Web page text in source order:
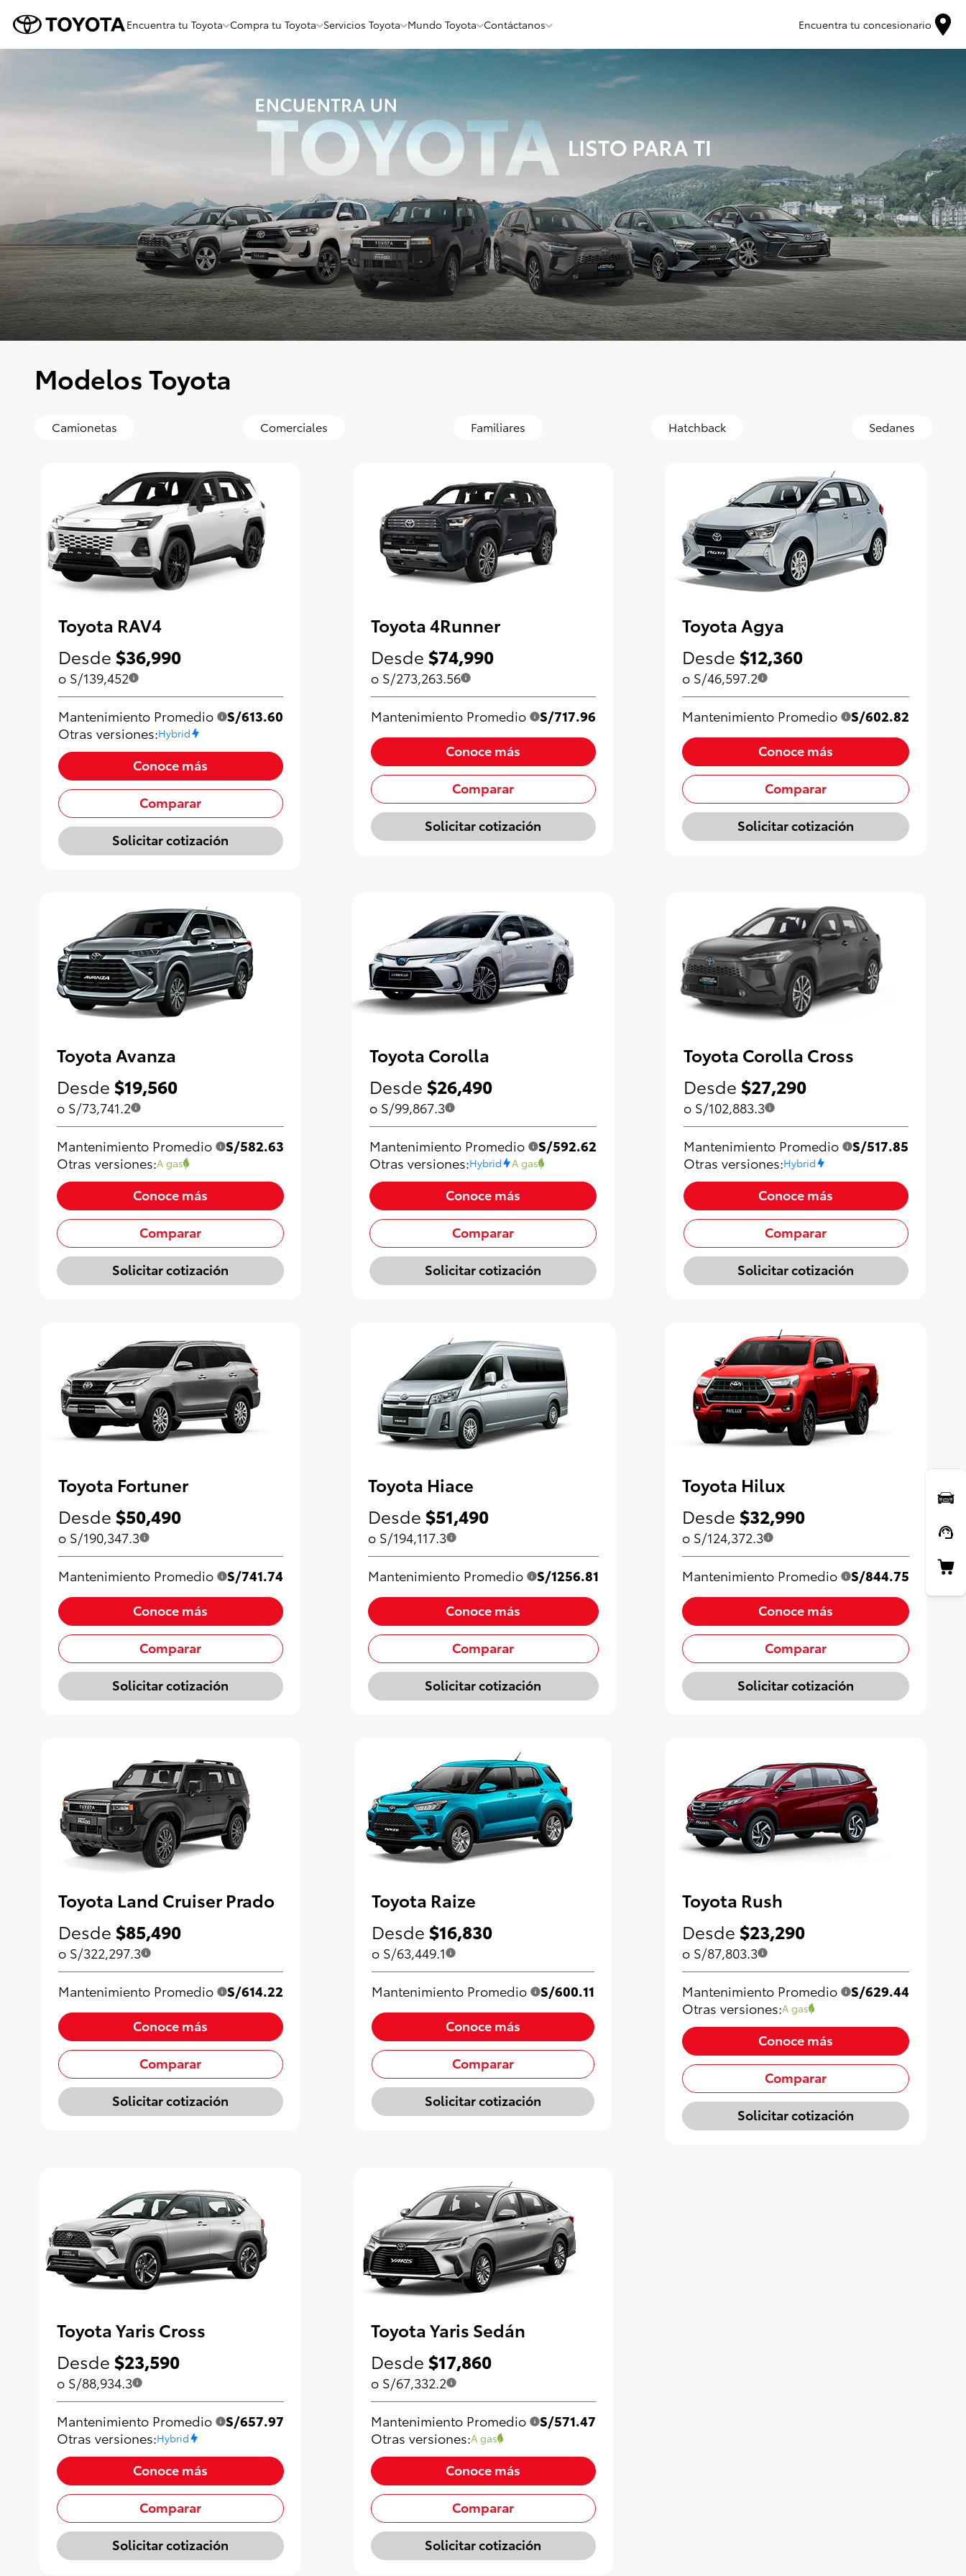
Encuentra tu Toyota Compra tu Toyota Servicios Toyota Mundo Toyota Contáctanos Encuentra tu concesionario
Modelos Toyota
Camionetas Comerciales Familiares Hatchback Sedanes
Toyota RAV4
Desde $36,990
o S/139,452
Mantenimiento Promedio
S/613.60
Otras versiones:Hybrid
Conoce más
Comparar
Solicitar cotización
Toyota 4Runner
Desde $74,990
o S/273,263.56
Mantenimiento Promedio
S/717.96
Conoce más
Comparar
Solicitar cotización
Toyota Agya
Desde $12,360
o S/46,597.2
Mantenimiento Promedio
S/602.82
Conoce más
Comparar
Solicitar cotización
Toyota Avanza
Desde $19,560
o S/73,741.2
Mantenimiento Promedio
S/582.63
Otras versiones:A gas
Conoce más
Comparar
Solicitar cotización
Toyota Corolla
Desde $26,490
o S/99,867.3
Mantenimiento Promedio
S/592.62
Otras versiones:Hybrid A gas
Conoce más
Comparar
Solicitar cotización
Toyota Corolla Cross
Desde $27,290
o S/102,883.3
Mantenimiento Promedio
S/517.85
Otras versiones:Hybrid
Conoce más
Comparar
Solicitar cotización
Toyota Fortuner
Desde $50,490
o S/190,347.3
Mantenimiento Promedio
S/741.74
Conoce más
Comparar
Solicitar cotización
Toyota Hiace
Desde $51,490
o S/194,117.3
Mantenimiento Promedio
S/1256.81
Conoce más
Comparar
Solicitar cotización
Toyota Hilux
Desde $32,990
o S/124,372.3
Mantenimiento Promedio
S/844.75
Conoce más
Comparar
Solicitar cotización
Toyota Land Cruiser Prado
Desde $85,490
o S/322,297.3
Mantenimiento Promedio
S/614.22
Conoce más
Comparar
Solicitar cotización
Toyota Raize
Desde $16,830
o S/63,449.1
Mantenimiento Promedio
S/600.11
Conoce más
Comparar
Solicitar cotización
Toyota Rush
Desde $23,290
o S/87,803.3
Mantenimiento Promedio
S/629.44
Otras versiones:A gas
Conoce más
Comparar
Solicitar cotización
Toyota Yaris Cross
Desde $23,590
o S/88,934.3
Mantenimiento Promedio
S/657.97
Otras versiones:Hybrid
Conoce más
Comparar
Solicitar cotización
Toyota Yaris Sedán
Desde $17,860
o S/67,332.2
Mantenimiento Promedio
S/571.47
Otras versiones:A gas
Conoce más
Comparar
Solicitar cotización